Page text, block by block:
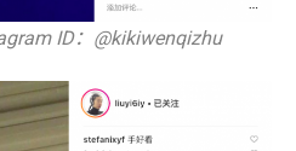
ID：@kikiwenqizhu